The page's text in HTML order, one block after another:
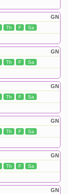
GN
Th F Sa
GN
Th F Sa
GN
Th F Sa
GN
Th F Sa
GN
Th F Sa
GN